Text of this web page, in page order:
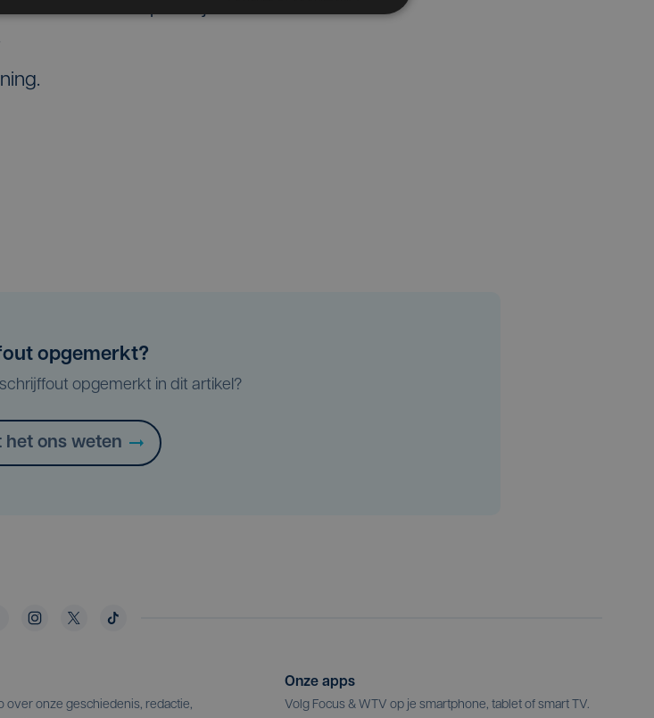
autoriteiten helpen bij hun
opgemerkt?
opgemerkt in dit artikel?
het ons weten
over onze geschiedenis, redactie,
Onze apps
Volg Focus & WTV op je smartphone, tablet of smart TV.